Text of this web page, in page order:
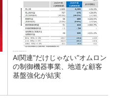
AI関連“だけじゃない”オムロン
の制御機器事業、地道な顧客
基盤強化が結実